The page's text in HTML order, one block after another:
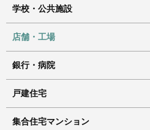
学校・公共施設
店舗・工場
銀行・病院
戸建住宅
集合住宅マンション